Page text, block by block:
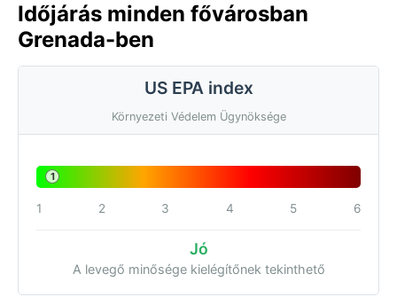
Időjárás minden fővárosban
Grenada-ben
US EPA index
Környezeti Védelem Ügynöksége
1
1 2 3 4 5 6
Jó
A levegő minősége kielégítőnek tekinthető